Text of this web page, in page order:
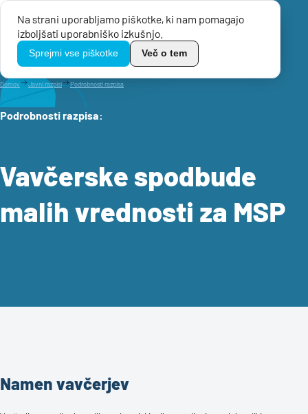
Na strani uporabljamo piškotke, ki nam pomagajo
izboljšati uporabniško izkušnjo.
Sprejmi vse piškotke Več o tem
TikoPro
Menu
Domov Javni razpisi Podrobnosti razpisa
Podrobnosti razpisa:
Vavčerske spodbude
malih vrednosti za MSP
Namen vavčerjev